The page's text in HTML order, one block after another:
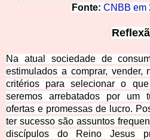
Fonte: CNBB em
Na atual sociedade de
estimulados a comprar, vender,
critérios para selecionar o
seremos arrebatados por um
ofertas e promessas de lucro.
ter sucesso são assuntos
discípulos do Reino Jesus